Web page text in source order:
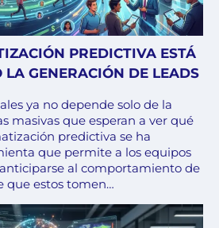
PREDICTIVA ESTÁ
GENERACIÓN DE LEADS
ya no depende solo de la
masivas que esperan a ver qué
predictiva se ha
que permite a los equipos
al comportamiento de
que estos tomen…